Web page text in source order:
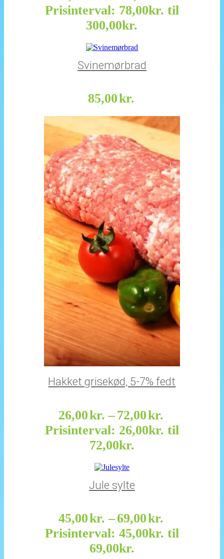
Prisinterval: 78,00kr. til
300,00kr.
Svinemørbrad
85,00kr.
Hakket grisekød, 5-7% fedt
26,00kr. –72,00kr.
Prisinterval: 26,00kr. til
72,00kr.
Jule sylte
45,00kr. –69,00kr.
Prisinterval: 45,00kr. til
69,00kr.